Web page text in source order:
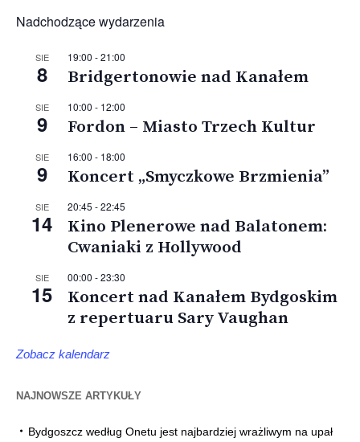
Nadchodzące wydarzenia
SIE
8
19:00 -21:00
Bridgertonowie nad Kanałem
SIE
9
10:00 - 12:00
Fordon – Miasto Trzech Kultur
SIE
9
16:00 - 18:00
Koncert „Smyczkowe Brzmienia”
SIE
14
20:45 -22:45
Kino Plenerowe nad Balatonem:
Cwaniaki z Hollywood
SIE
15
00:00 -23:30
Koncert nad Kanałem Bydgoskim
z repertuaru Sary Vaughan
Zobacz kalendarz
NAJNOWSZE ARTYKUŁY
Bydgoszcz według Onetu jest najbardziej wrażliwym na upał